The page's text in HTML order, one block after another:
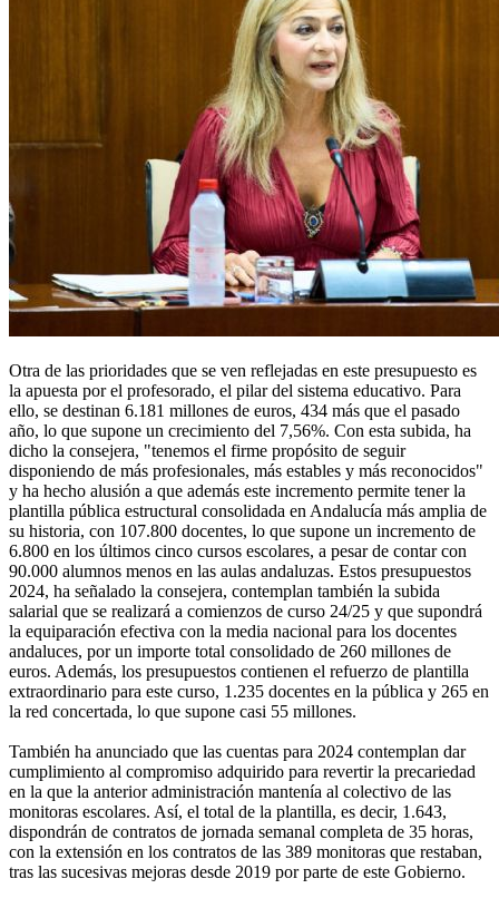
Otra de las prioridades que se ven reflejadas en este presupuesto es
la apuesta por el profesorado, el pilar del sistema educativo. Para
ello, se destinan 6.181 millones de euros, 434 más que el pasado
año, lo que supone un crecimiento del 7,56%. Con esta subida, ha
dicho la consejera, "tenemos el firme propósito de seguir
disponiendo de más profesionales, más estables y más reconocidos"
y ha hecho alusión a que además este incremento permite tener la
plantilla pública estructural consolidada en Andalucía más amplia de
su historia, con 107.800 docentes, lo que supone un incremento de
6.800 en los últimos cinco cursos escolares, a pesar de contar con
90.000 alumnos menos en las aulas andaluzas. Estos presupuestos
2024, ha señalado la consejera, contemplan también la subida
salarial que se realizará a comienzos de curso 24/25 y que supondrá
la equiparación efectiva con la media nacional para los docentes
andaluces, por un importe total consolidado de 260 millones de
euros. Además, los presupuestos contienen el refuerzo de plantilla
extraordinario para este curso, 1.235 docentes en la pública y 265 en
la red concertada, lo que supone casi 55 millones.
También ha anunciado que las cuentas para 2024 contemplan dar
cumplimiento al compromiso adquirido para revertir la precariedad
en la que la anterior administración mantenía al colectivo de las
monitoras escolares. Así, el total de la plantilla, es decir, 1.643,
dispondrán de contratos de jornada semanal completa de 35 horas,
con la extensión en los contratos de las 389 monitoras que restaban,
tras las sucesivas mejoras desde 2019 por parte de este Gobierno.